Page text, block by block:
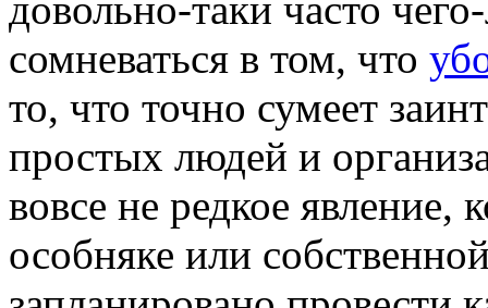
сомневаться в том, что
то, что точно сумеет
простых людей и
вовсе не редкое явление,
особняке или